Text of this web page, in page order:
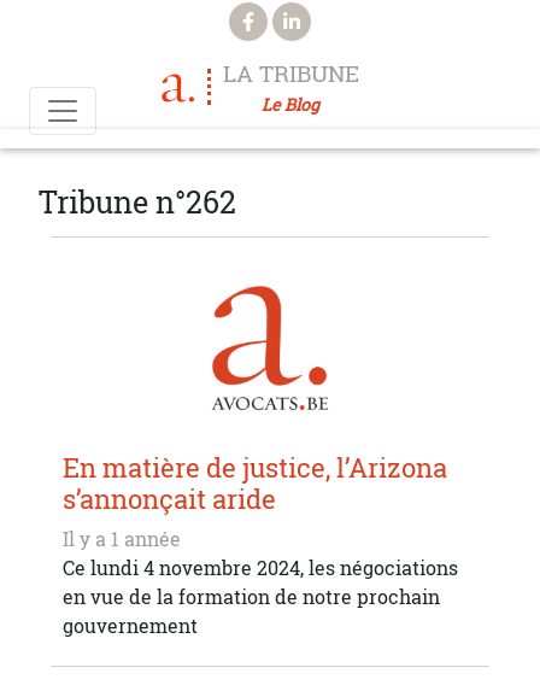
Aller au contenu principal
LA TRIBUNE
Le Blog
Tribune n°262
En matière de justice, l’Arizona
s’annonçait aride
Il y a 1 année
Ce lundi 4 novembre 2024, les négociations
en vue de la formation de notre prochain
gouvernement